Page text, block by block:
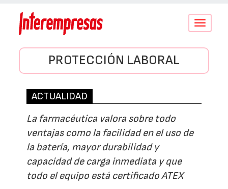
Conmutar
PROTECCIÓN LABORAL
ACTUALIDAD
La farmacéutica valora sobre todo
ventajas como la facilidad en el uso de
la batería, mayor durabilidad y
capacidad de carga inmediata y que
todo el equipo está certificado ATEX